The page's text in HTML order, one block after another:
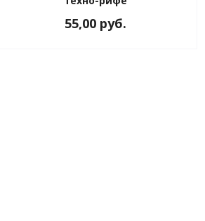
55,00 руб.